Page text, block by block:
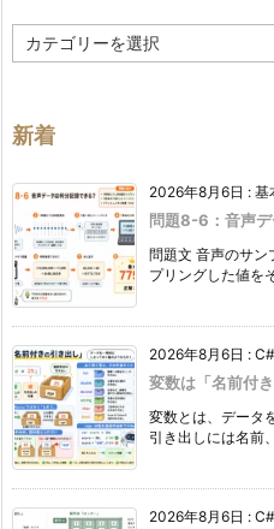
テ
ー
新着
2026年8月6日 : 基
問題8-6：音声
問題文 音声のサン
プリングした値を
2026年8月6日 : C#
変数は「名前付
変数とは、データ
引き出しには名前
2026年8月6日 : C#